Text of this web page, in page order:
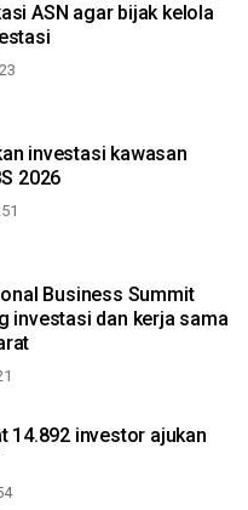
ASN agar bijak kelola
investasi kawasan
2026
Business Summit
investasi dan kerja sama
14.892 investor ajukan